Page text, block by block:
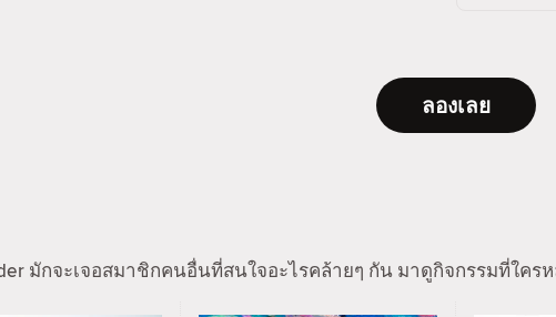
ลองเลย
มักจะเจอสมาชิกคนอื่นที่สนใจอะไรคล้ายๆ กัน มาดูกิจกรรมที่ใคร